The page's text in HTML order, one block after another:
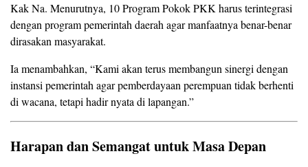
Kak Na. Menurutnya, 10 Program Pokok PKK harus terintegrasi
dengan program pemerintah daerah agar manfaatnya benar-benar
dirasakan masyarakat.
Ia menambahkan, “Kami akan terus membangun sinergi dengan
instansi pemerintah agar pemberdayaan perempuan tidak berhenti
di wacana, tetapi hadir nyata di lapangan.”
Harapan dan Semangat untuk Masa Depan